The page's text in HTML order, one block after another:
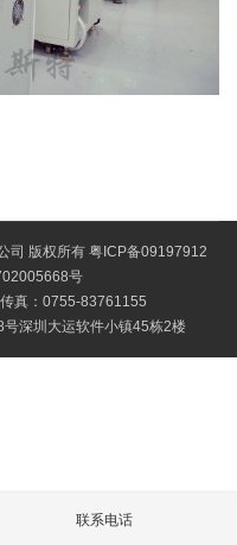
司 版权所有 粤ICP备09197912
号
真：0755-83761155
深圳大运软件小镇45栋2楼
联系电话